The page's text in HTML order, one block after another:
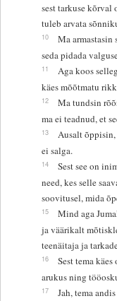
sest tarkuse
tuleb arvata
10
Ma
seda pidada
11
Aga koos
käes mõõtmatu
12
Ma tundsin
ma ei teadnud, et
13
Ausalt õppisin,
ei salga.
14
Sest see on
need, kes selle
soovitusel, mida
15
Mind aga
ja väärikalt
teenäitaja ja
16
Sest tema
arukus ning
17
Jah, tema